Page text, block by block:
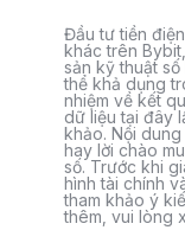
Đầu tư tiền
khác trên
sản kỹ thuật
thể khả dụng
nhiệm về kết
dữ liệu tại đây
khảo. Nội
hay lời chào
số. Trước khi
hình tài chính
tham khảo ý
thêm, vui lòng